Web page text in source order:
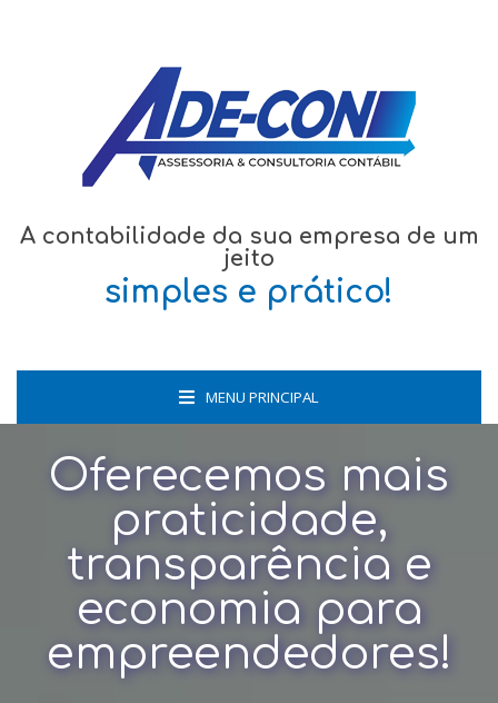
A contabilidade da sua empresa de um
jeito
simples e prático!
MENU PRINCIPAL
Oferecemos mais
praticidade,
transparência e
economia para
empreendedores!